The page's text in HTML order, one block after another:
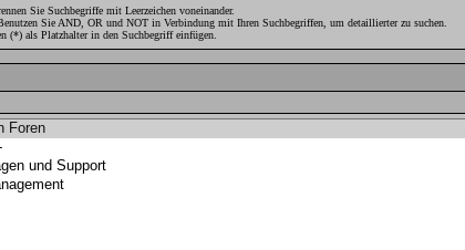
Sie Suchbegriffe mit Leerzeichen voneinander.
Sie AND, OR und NOT in Verbindung mit Ihren Suchbegriffen, um detaillierter zu suchen.
(*) als Platzhalter in den Suchbegriff einfügen.